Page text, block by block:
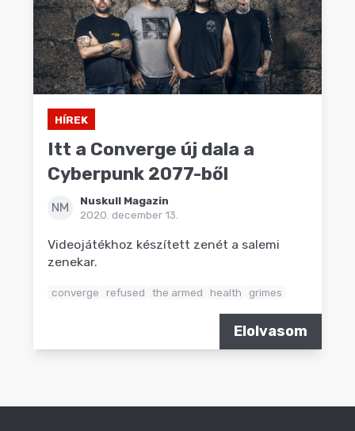
HÍREK
Itt a Converge új dala a
Cyberpunk 2077-ből
NM
Nuskull Magazin
2020. december 13.
Videojátékhoz készített zenét a salemi
zenekar.
converge refused the armed health grimes
Elolvasom